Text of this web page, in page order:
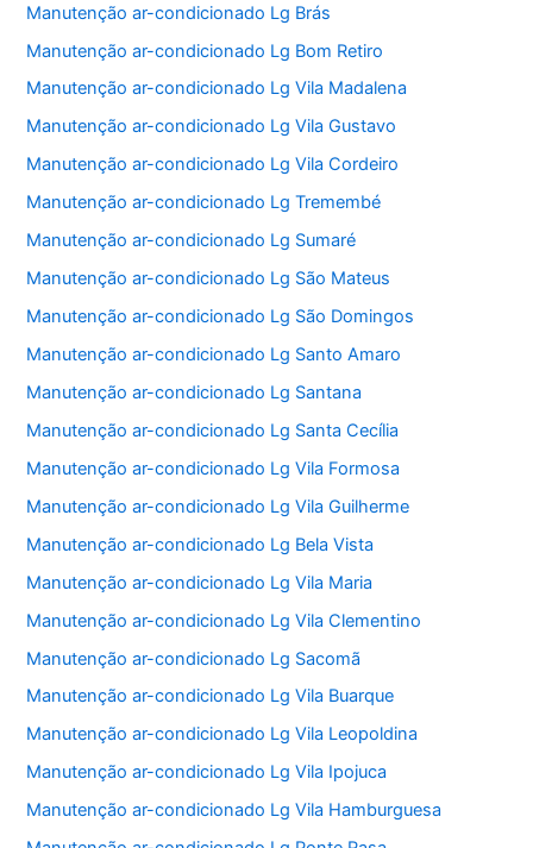
Manutenção ar-condicionado Lg Brás
Manutenção ar-condicionado Lg Bom Retiro
Manutenção ar-condicionado Lg Vila Madalena
Manutenção ar-condicionado Lg Vila Gustavo
Manutenção ar-condicionado Lg Vila Cordeiro
Manutenção ar-condicionado Lg Tremembé
Manutenção ar-condicionado Lg Sumaré
Manutenção ar-condicionado Lg São Mateus
Manutenção ar-condicionado Lg São Domingos
Manutenção ar-condicionado Lg Santo Amaro
Manutenção ar-condicionado Lg Santana
Manutenção ar-condicionado Lg Santa Cecília
Manutenção ar-condicionado Lg Vila Formosa
Manutenção ar-condicionado Lg Vila Guilherme
Manutenção ar-condicionado Lg Bela Vista
Manutenção ar-condicionado Lg Vila Maria
Manutenção ar-condicionado Lg Vila Clementino
Manutenção ar-condicionado Lg Sacomã
Manutenção ar-condicionado Lg Vila Buarque
Manutenção ar-condicionado Lg Vila Leopoldina
Manutenção ar-condicionado Lg Vila Ipojuca
Manutenção ar-condicionado Lg Vila Hamburguesa